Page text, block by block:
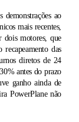
ao
mais recentes,
dois motores, que
das
diretos de 24
antes do prazo
ganho ainda de
PowerPlane não